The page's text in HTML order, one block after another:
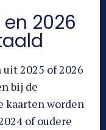
2026
2025 of 2026
bij de
kaarten worden
of oudere